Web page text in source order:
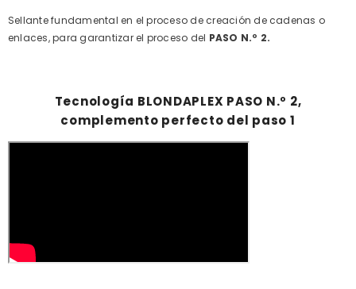
Sellante fundamental en el proceso de creación de cadenas o
enlaces, para garantizar el proceso del PASO N.º 2.
Tecnología BLONDAPLEX PASO N.º 2,
complemento perfecto del paso 1